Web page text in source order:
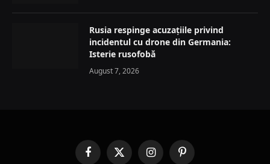
Rusia respinge acuzațiile privind
incidentul cu drone din Germania:
Isterie rusofobă
August 7, 2026
FacebookX
InstagramPinterest